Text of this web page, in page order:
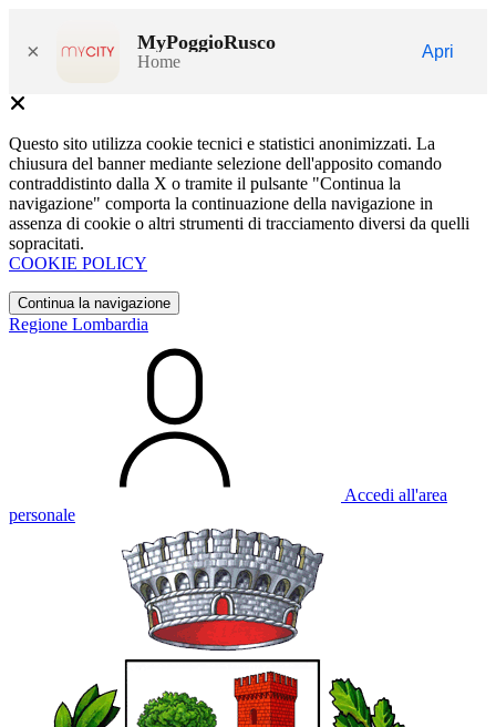
× MyPoggioRusco
Home
Apri
Questo sito utilizza cookie tecnici e statistici anonimizzati. La
chiusura del banner mediante selezione dell'apposito comando
contraddistinto dalla X o tramite il pulsante "Continua la
navigazione" comporta la continuazione della navigazione in
assenza di cookie o altri strumenti di tracciamento diversi da quelli
sopracitati.
COOKIE POLICY
Continua la navigazione
Regione Lombardia
Accedi all'area
personale